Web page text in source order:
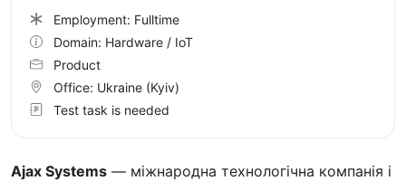
Ajax Systems — міжнародна технологічна компанія і
Employment: Fulltime
Domain: Hardware / IoT
Product
Office: Ukraine (Kyiv)
Test task is needed